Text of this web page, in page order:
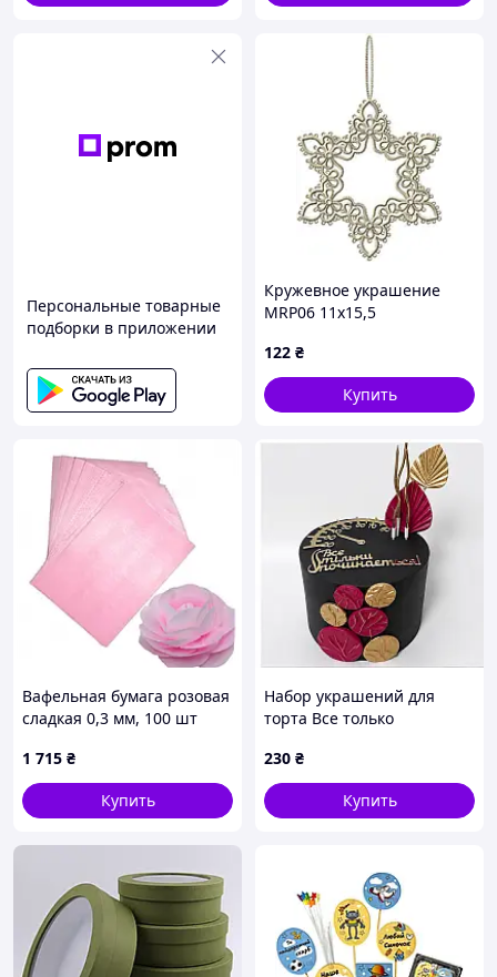
Персональные товарные
подборки в приложении
Кружевное украшение
MRP06 11x15,5
122 ₴
Купить
Вафельная бумага розовая
сладкая 0,3 мм, 100 шт
1 715 ₴
Купить
Набор украшений для
торта Все только
230 ₴
Купить